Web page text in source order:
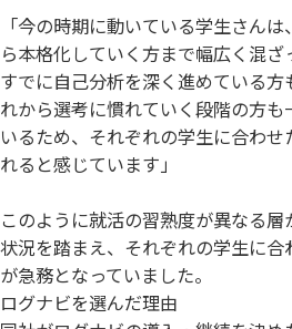
「今の時期に動いている学生さん
ら本格化していく方まで幅広く混ざ
すでに自己分析を深く進めている
れから選考に慣れていく段階の方
いるため、それぞれの学生に合わ
れると感じています」
このように就活の習熟度が異なる
状況を踏まえ、それぞれの学生に
が急務となっていました。
ログナビを選んだ理由